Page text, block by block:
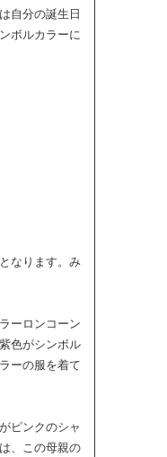
自分の誕生日
ボルカラーに
なります。み
ーロンコーン
色がシンボル
ーの服を着て
ピンクのシャ
、この母親の